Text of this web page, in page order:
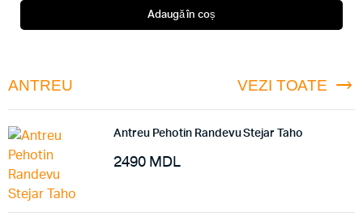
Adaugă în coș
ANTREU VEZI TOATE
Antreu Pehotin Randevu Stejar Taho
2490 MDL